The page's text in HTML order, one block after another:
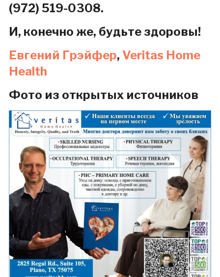
(972) 519-0308.
И, конечно же, будьте здоровы!
Евгений Грэйфер, Veritas Home
Health
Фото из открытых источников